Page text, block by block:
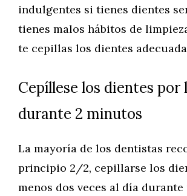
indulgentes si tienes dientes
tienes malos hábitos de
te cepillas los dientes
Cepíllese los dientes por
durante 2 minutos
La mayoría de los dentistas
principio 2/2, cepillarse los
menos dos veces al día